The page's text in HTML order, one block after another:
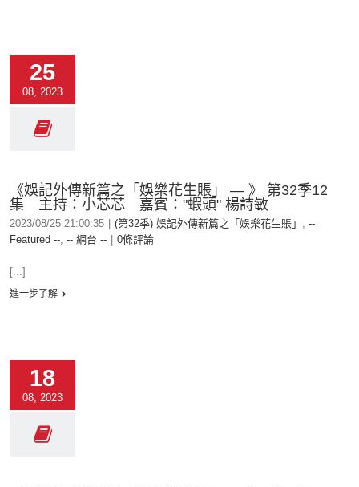
25
08, 2023
《娛記外傳新篇之「娛樂花生賬」 — 》 第32季12
集 主持：小芯芯 嘉賓："蝦頭" 楊詩敏
2023/08/25 21:00:35 (第32季) 娛記外傳新篇之「娛樂花生賬」 , --
Featured --, -- 網台 -- 0條評論
[...]
進一步了解
18
08, 2023